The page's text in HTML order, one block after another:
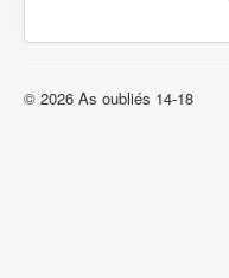
© 2026 As oubliés 14-18